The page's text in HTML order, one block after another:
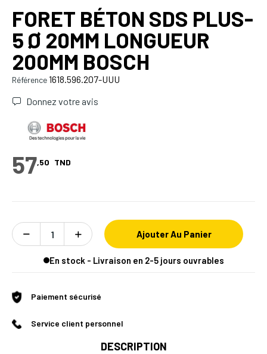
FORET BÉTON SDS PLUS-
5 Ø 20MM LONGUEUR
200MM BOSCH
Référence1618.596.207-UUU
Donnez votre avis
57,50 TND
Ajouter Au Panier
En stock - Livraison en 2-5 jours ouvrables
Paiement sécurisé
Service client personnel
DESCRIPTION